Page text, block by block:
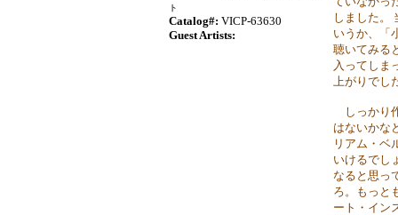
ト
Catalog#: VICP-63630
Guest Artists:
しました。
いうか、「
聴いてみる
入ってしま
上がりでし
しっかり
はないかな
リアム・ベ
いけるでし
なると思っ
ろ。もっと
ート・イン